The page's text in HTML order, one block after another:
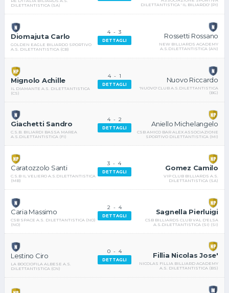
DILETTANTISTICA (SA)
DILETTANTISTICA ' IL BILIARDO' (PI)
Diomajuta Carlo
GOLDEN EAGLE BILIARDO SPORTIVO
A.S. DILETTANTISTICA (CB)
4-3
DETTAGLI
Rossetti Rossano
NEW BILLIARDS ACADEMY
A.S.DILETTANTISTICA (AN)
Mignolo Achille
IL DIAMANTE A.S. DILETTANTISTICA
(CS)
4- 1
DETTAGLI
Nuovo Riccardo
'NUOVO' CLUB A.S.DILETTANTISTICA
(BG)
Giachetti Sandro
C.S.B. BILIARDI BASSA MAREA
A.S.DILETTANTISTICA (FI)
4- 2
DETTAGLI
Aniello Michelangelo
CSB AMICO BAR ALEX ASSOCIAZIONE
SPORTIVO DILETTANTISTICA (MI)
Caratozzolo Santi
C.S.B IL VELIERO A.S.DILETTANTISTICA
(MB)
3 -4
DETTAGLI
Gomez Camilo
VIP CLUB BILLIARDS A.S.
DILETTANTISTICA (SA)
Caria Massimo
CSB SPACE A.S. DILETTANTISTICA (NO)
(NO)
2- 4
DETTAGLI
Sagnella Pierluigi
CSB BILLIARDS CLUB VAL D'ELSA
A.S.DILETTANTISTICA (SI) (SI)
Lestino Ciro
LA BOCCIOFILA ALBESE A.S.
DILETTANTISTICA (CN)
0- 4
DETTAGLI
Fillia Nicolas Jose'
NICOLAS FILLIA BILLIARD ACADEMY
A.S. DILETTANTISTICA (BS)